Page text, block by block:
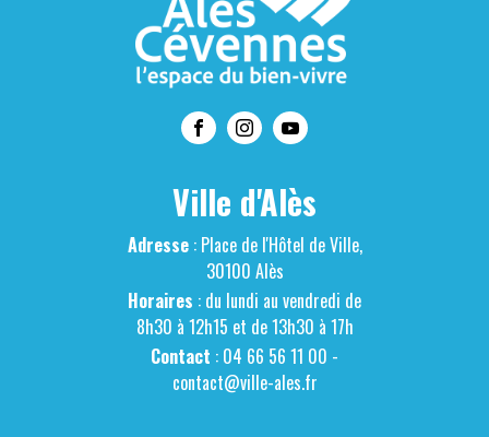
Ville d'Alès
Adresse: Place de l'Hôtel de Ville,
30100 Alès
Horaires : du lundi au vendredi de
8h30 à 12h15 et de 13h30 à 17h
Contact : 04 66 56 11 00 -
contact@ville-ales.fr